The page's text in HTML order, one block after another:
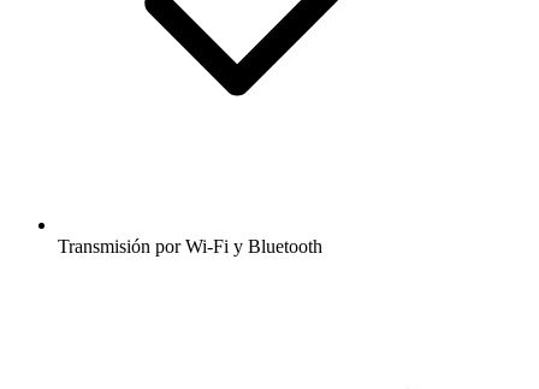
Transmisión por Wi-Fi y Bluetooth